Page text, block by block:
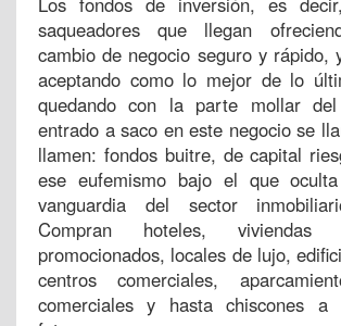
saqueadores que llegan
cambio de negocio seguro y rápido,
aceptando como lo mejor de lo
quedando con la parte mollar
entrado a saco en este negocio se
llamen: fondos buitre, de capital
ese eufemismo bajo el que
vanguardia del sector
Compran hoteles,
promocionados, locales de lujo,
centros comerciales,
comerciales y hasta chiscones